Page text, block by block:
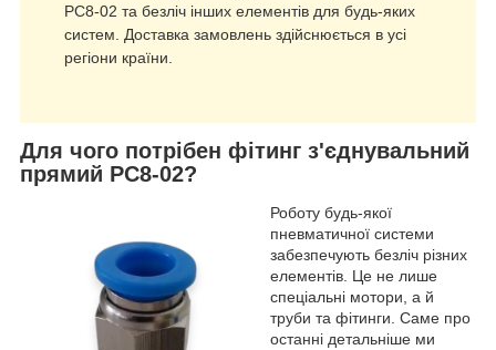
PC8-02 та безліч інших елементів для будь-яких
систем. Доставка замовлень здійснюється в усі
регіони країни.
Для чого потрібен фітинг з'єднувальний
прямий PC8-02?
Роботу будь-якої
пневматичної системи
забезпечують безліч різних
елементів. Це не лише
спеціальні мотори, а й
труби та фітинги. Саме про
останні детальніше ми